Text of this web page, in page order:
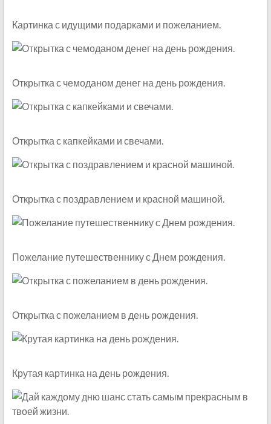
Картинка с идущими подарками и пожеланием.
Открытка с чемоданом денег на день рождения.
Открытка с капкейками и свечами.
Открытка с поздравлением и красной машиной.
Пожелание путешественнику с Днем рождения.
Открытка с пожеланием в день рождения.
Крутая картинка на день рождения.